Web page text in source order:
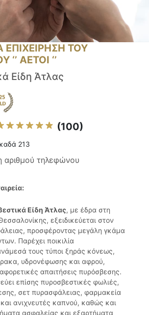
ΕΠΙΧΕΙΡΗΣΗ ΤΟΥ
ΑΕΤΟΙ ‘’
Είδη Άτλας
(100)
213
αριθμού τηλεφώνου
Είδη Άτλας, με έδρα στη
εξειδικεύεται στον
προσφέροντας μεγάλη γκάμα
Παρέχει ποικιλία
τους τύποι ξηράς κόνεως,
υδρονέφωσης και αφρού,
απαιτήσεις πυρόσβεσης.
επίσης πυροσβεστικές φωλιές,
σετ πυρασφάλειας, φαρμακεία
ανιχνευτές καπνού, καθώς και
ασφαλείας και εξαρτήματα